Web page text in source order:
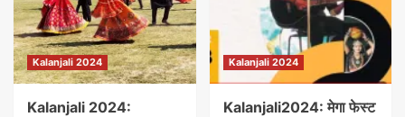
Kalanjali 2024
Kalanjali 2024:
Kalanjali 2024
Kalanjali2024: मेगा फेस्ट